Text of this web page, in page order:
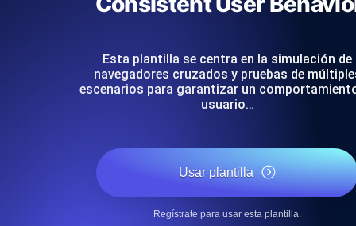
Esta plantilla se centra en la simulación de
navegadores cruzados y pruebas de
escenarios para garantizar un
usuario…
Usar plantilla
Regístrate para usar esta plantilla.